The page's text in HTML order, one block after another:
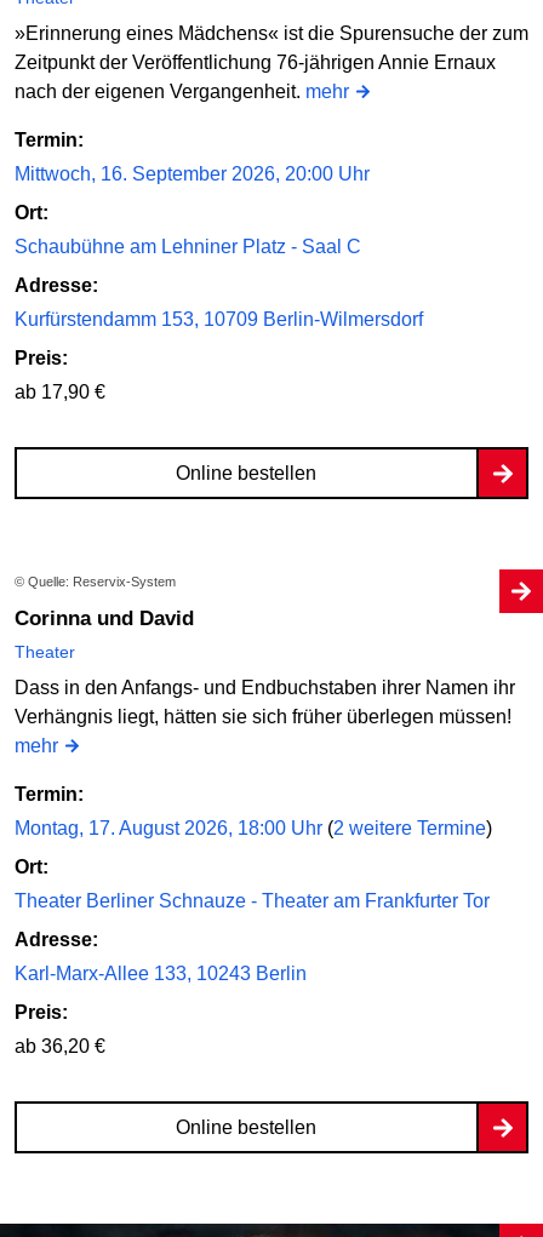
»Erinnerung eines Mädchens« ist die Spurensuche der zum
Zeitpunkt der Veröffentlichung 76-jährigen Annie Ernaux
nach der eigenen Vergangenheit. mehr
Termin:
Mittwoch, 16. September 2026, 20:00 Uhr
Ort:
Schaubühne am Lehniner Platz - Saal C
Adresse:
Kurfürstendamm 153, 10709 Berlin-Wilmersdorf
Preis:
ab 17,90 €
Online bestellen
© Quelle: Reservix-System
Corinna und David
Theater
Dass in den Anfangs- und Endbuchstaben ihrer Namen ihr
Verhängnis liegt, hätten sie sich früher überlegen müssen!
mehr
Termin:
Montag, 17. August 2026, 18:00 Uhr (2 weitere Termine)
Ort:
Theater Berliner Schnauze - Theater am Frankfurter Tor
Adresse:
Karl-Marx-Allee 133, 10243 Berlin
Preis:
ab 36,20 €
Online bestellen